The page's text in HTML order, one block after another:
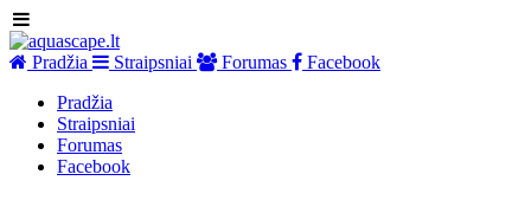
Pradžia Straipsniai Forumas
Facebook
Pradžia
Straipsniai
Forumas
Facebook